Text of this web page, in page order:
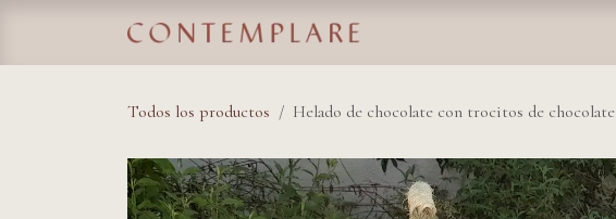
Todos los productos Helado de chocolate con trocitos de chocolate